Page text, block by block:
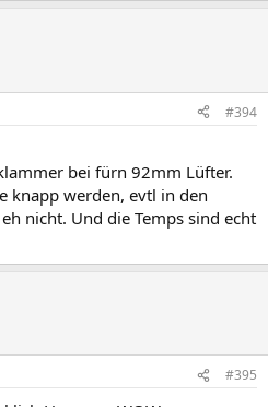
#394
bei fürn 92mm Lüfter.
knapp werden, evtl in den
nicht. Und die Temps sind echt
#395